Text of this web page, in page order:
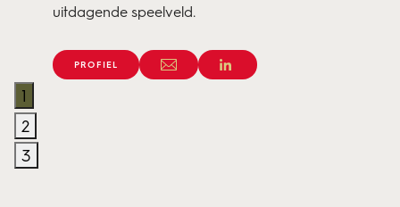
uitdagende speelveld.
PROFIEL
1
2
3